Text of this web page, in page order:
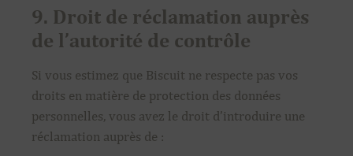
9. Droit de réclamation auprès
de l’autorité de contrôle
Si vous estimez que Biscuit ne respecte pas vos
droits en matière de protection des données
personnelles, vous avez le droit d’introduire une
réclamation auprès de :